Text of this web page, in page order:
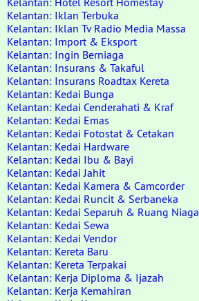
Kelantan: Iklan Terbuka
Kelantan: Iklan Tv Radio Media Massa
Kelantan: Import & Eksport
Kelantan: Ingin Berniaga
Kelantan: Insurans & Takaful
Kelantan: Insurans Roadtax Kereta
Kelantan: Kedai Bunga
Kelantan: Kedai Cenderahati & Kraf
Kelantan: Kedai Emas
Kelantan: Kedai Fotostat & Cetakan
Kelantan: Kedai Hardware
Kelantan: Kedai Ibu & Bayi
Kelantan: Kedai Jahit
Kelantan: Kedai Kamera & Camcorder
Kelantan: Kedai Runcit & Serbaneka
Kelantan: Kedai Separuh & Ruang Niaga
Kelantan: Kedai Sewa
Kelantan: Kedai Vendor
Kelantan: Kereta Baru
Kelantan: Kereta Terpakai
Kelantan: Kerja Diploma & Ijazah
Kelantan: Kerja Kemahiran